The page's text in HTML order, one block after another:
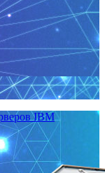
IBM